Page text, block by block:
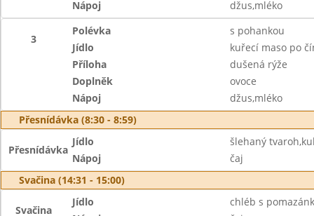
Nápoj džus,mléko
3
Polévka
s pohankou
Jídlo
kuřecí maso po
Příloha
dušená rýže
Doplněk
ovoce
Nápoj
džus,mléko
Přesnídávka (8:30 - 8:59)
Přesnídávka
Jídlo
šlehaný
Nápoj
čaj
Svačina (14:31 - 15:00)
Svačina
Jídlo
chléb s